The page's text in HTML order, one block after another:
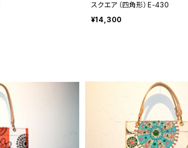
スクエア（四角形）E-430
¥14,300